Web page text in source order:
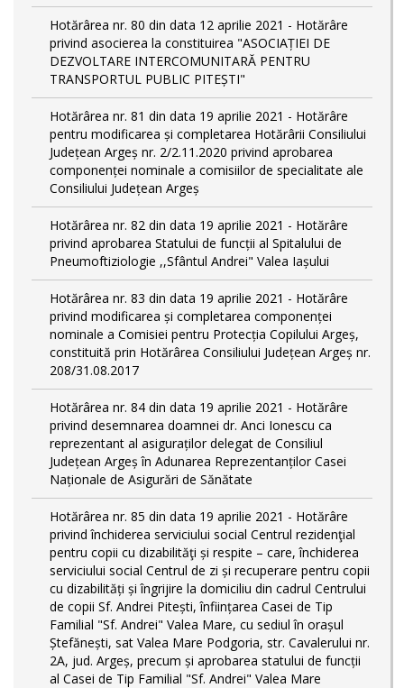
Hotărârea nr. 80 din data 12 aprilie 2021 - Hotărâre
privind asocierea la constituirea "ASOCIAȚIEI DE
DEZVOLTARE INTERCOMUNITARĂ PENTRU
TRANSPORTUL PUBLIC PITEȘTI"
Hotărârea nr. 81 din data 19 aprilie 2021 - Hotărâre
pentru modificarea și completarea Hotărârii Consiliului
Județean Argeș nr. 2/2.11.2020 privind aprobarea
componenței nominale a comisiilor de specialitate ale
Consiliului Județean Argeș
Hotărârea nr. 82 din data 19 aprilie 2021 - Hotărâre
privind aprobarea Statului de funcții al Spitalului de
Pneumoftiziologie ,,Sfântul Andrei" Valea Iașului
Hotărârea nr. 83 din data 19 aprilie 2021 - Hotărâre
privind modificarea și completarea componenței
nominale a Comisiei pentru Protecția Copilului Argeș,
constituită prin Hotărârea Consiliului Județean Argeș nr.
208/31.08.2017
Hotărârea nr. 84 din data 19 aprilie 2021 - Hotărâre
privind desemnarea doamnei dr. Anci Ionescu ca
reprezentant al asiguraților delegat de Consiliul
Județean Argeș în Adunarea Reprezentanților Casei
Naționale de Asigurări de Sănătate
Hotărârea nr. 85 din data 19 aprilie 2021 - Hotărâre
privind închiderea serviciului social Centrul rezidenţial
pentru copii cu dizabilităţi și respite – care, închiderea
serviciului social Centrul de zi și recuperare pentru copii
cu dizabilități și îngrijire la domiciliu din cadrul Centrului
de copii Sf. Andrei Pitești, înființarea Casei de Tip
Familial "Sf. Andrei" Valea Mare, cu sediul în orașul
Ștefănești, sat Valea Mare Podgoria, str. Cavalerului nr.
2A, jud. Argeș, precum și aprobarea statului de funcții
al Casei de Tip Familial "Sf. Andrei" Valea Mare